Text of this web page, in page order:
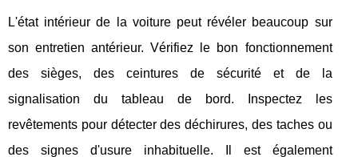
L'état intérieur de la voiture peut révéler beaucoup sur
son entretien antérieur. Vérifiez le bon fonctionnement
des sièges, des ceintures de sécurité et de la
signalisation du tableau de bord. Inspectez les
revêtements pour détecter des déchirures, des taches ou
des signes d'usure inhabituelle. Il est également